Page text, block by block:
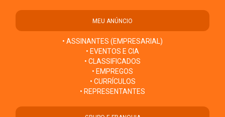
MEU ANÚNCIO
• ASSINANTES (EMPRESARIAL)
• EVENTOS E CIA
• CLASSIFICADOS
• EMPREGOS
• CURRÍCULOS
• REPRESENTANTES